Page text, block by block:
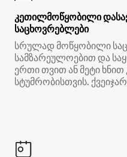
კეთილმოწყობილი
საცხოვრებლები
სრულად მოწყობილი
სამზარეულოებით და
ერთი თვით ან მეტი
სტუმრობისთვის.